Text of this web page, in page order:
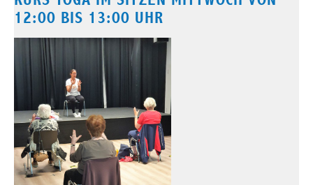
12:00 BIS 13:00 UHR